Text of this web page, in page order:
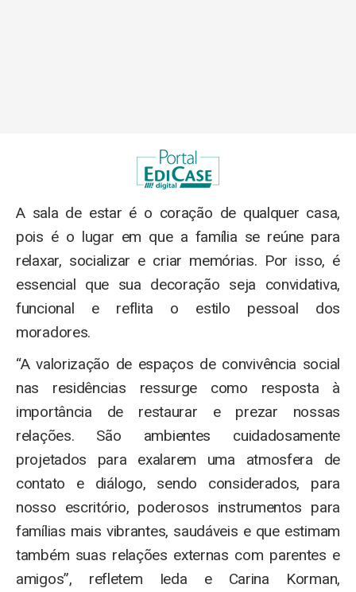
A sala de estar é o coração de qualquer casa,
pois é o lugar em que a família se reúne para
relaxar, socializar e criar memórias. Por isso, é
essencial que sua decoração seja convidativa,
funcional e reflita o estilo pessoal dos
moradores.
“A valorização de espaços de convivência social
nas residências ressurge como resposta à
importância de restaurar e prezar nossas
relações. São ambientes cuidadosamente
projetados para exalarem uma atmosfera de
contato e diálogo, sendo considerados, para
nosso escritório, poderosos instrumentos para
famílias mais vibrantes, saudáveis e que estimam
também suas relações externas com parentes e
amigos”, refletem Ieda e Carina Korman,